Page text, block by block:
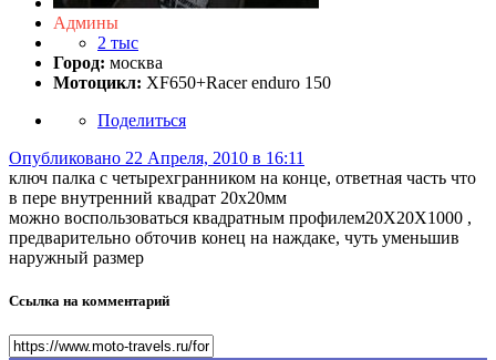
Админы
2 тыс
Город: москва
Мотоцикл: XF650+Racer enduro 150
Поделиться
Опубликовано 22 Апреля, 2010 в 16:11
ключ палка с четырехгранником на конце, ответная часть что
в пере внутренний квадрат 20х20мм
можно воспользоваться квадратным профилем20Х20Х1000 ,
предварительно обточив конец на наждаке, чуть уменьшив
наружный размер
Ссылка на комментарий